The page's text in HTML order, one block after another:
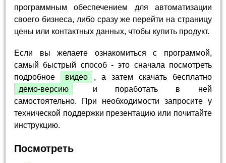
программным обеспечением для автоматизации
своего бизнеса, либо сразу же перейти на страницу
цены или контактных данных, чтобы купить продукт.
Если вы желаете ознакомиться с программой,
самый быстрый способ - это сначала посмотреть
подробное
видео
, а затем скачать бесплатно
демо-версию
и поработать в ней
самостоятельно. При необходимости запросите у
технической поддержки презентацию или почитайте
инструкцию.
Посмотреть